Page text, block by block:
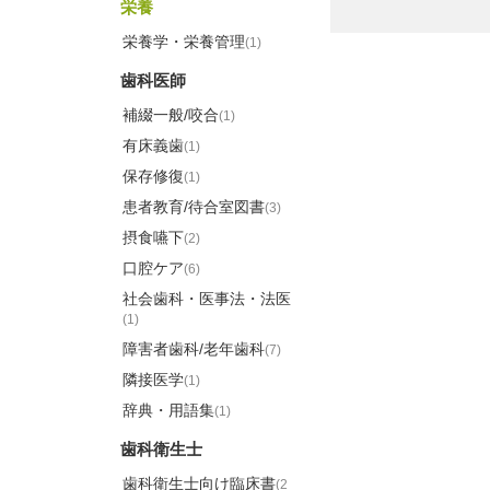
栄養
栄養学・栄養管理(1)
歯科医師
補綴一般/咬合(1)
有床義歯(1)
保存修復(1)
患者教育/待合室図書(3)
摂食嚥下(2)
口腔ケア(6)
社会歯科・医事法・法医
(1)
障害者歯科/老年歯科(7)
隣接医学(1)
辞典・用語集(1)
歯科衛生士
歯科衛生士向け臨床書(2